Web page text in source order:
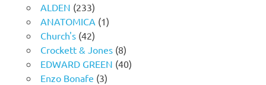
ALDEN (233)
ANATOMICA (1)
Church's(42)
Crockett & Jones(8)
EDWARD GREEN (40)
Enzo Bonafe (3)